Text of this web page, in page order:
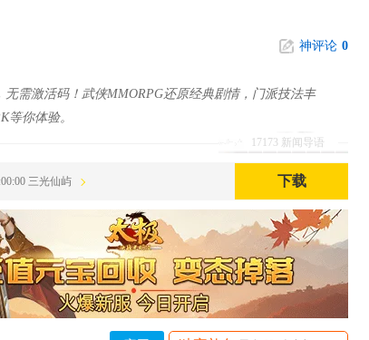
神评论 0
17173 新闻导语
需激活码！武侠MMORPG还原经典剧情，门派技法丰
等你体验。
三光仙屿 下载